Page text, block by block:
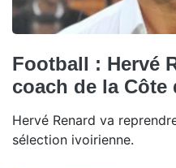
Football : Hervé
coach de la Côte
Hervé Renard va
sélection ivoirienne.